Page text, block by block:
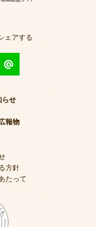
ェアする
らせ
報物
方針
たって